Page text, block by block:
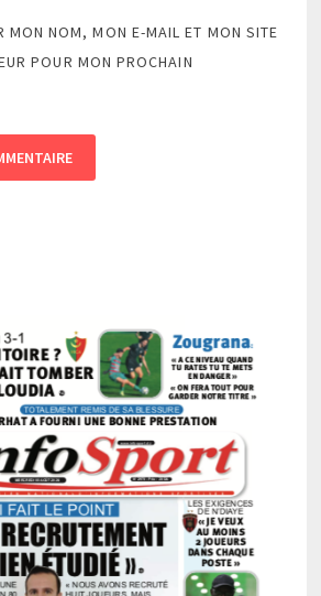
MON NOM, MON E-MAIL ET MON SITE
POUR MON PROCHAIN